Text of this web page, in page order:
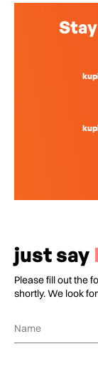
just say
Please fill out the
shortly. We look